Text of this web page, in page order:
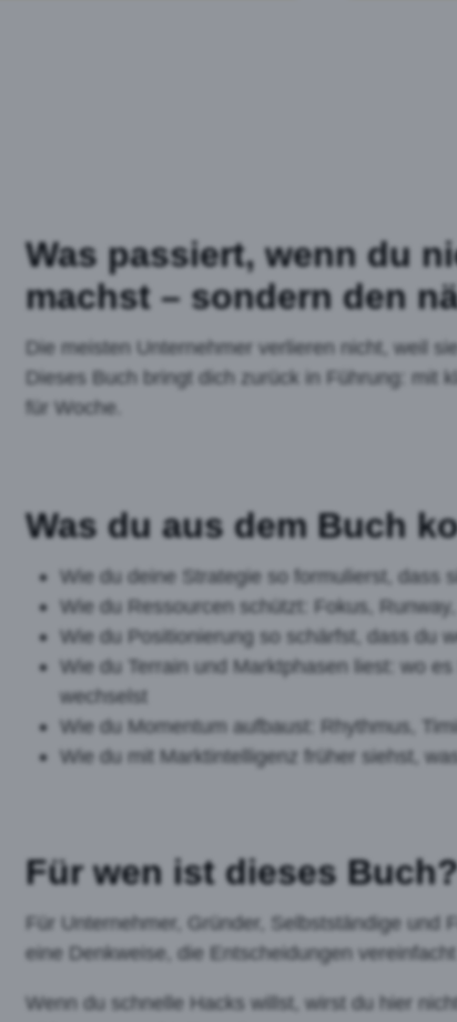
Was passiert, wenn du
machst – sondern den
Die meisten Unternehmer verlieren nicht, weil
Dieses Buch bringt dich zurück in Führung:
für Woche.
Was du aus dem Buch
Wie du deine Strategie so formulierst, dass
Wie du Ressourcen schützt: Fokus,
Wie du Positionierung so schärfst, dass du
Wie du Terrain und Marktphasen liest: wo
wechselst
Wie du Momentum aufbaust: Rhythmus,
Wie du mit Marktintelligenz früher siehst,
Für wen ist dieses Buch?
Für Unternehmer, Gründer, Selbstständige und
eine Denkweise, die Entscheidungen
Wenn du schnelle Hacks willst, wirst du hier